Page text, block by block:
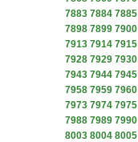
7883 7884 7885
7898 7899 7900
7913 7914 7915
7928 7929 7930
7943 7944 7945
7958 7959 7960
7973 7974 7975
7988 7989 7990
8003 8004 8005